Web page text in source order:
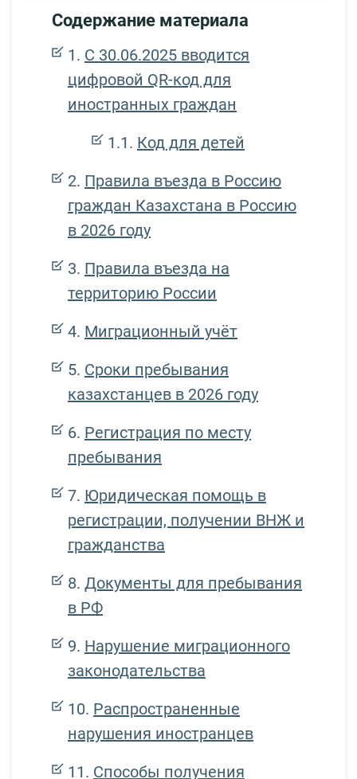
Содержание материала
С 30.06.2025 вводится
цифровой QR-код для
иностранных граждан
Код для детей
Правила въезда в Россию
граждан Казахстана в Россию
в 2026 году
Правила въезда на
территорию России
Миграционный учёт
Сроки пребывания
казахстанцев в 2026 году
Регистрация по месту
пребывания
Юридическая помощь в
регистрации, получении ВНЖ и
гражданства
Документы для пребывания
в РФ
Нарушение миграционного
законодательства
Распространенные
нарушения иностранцев
Способы получения